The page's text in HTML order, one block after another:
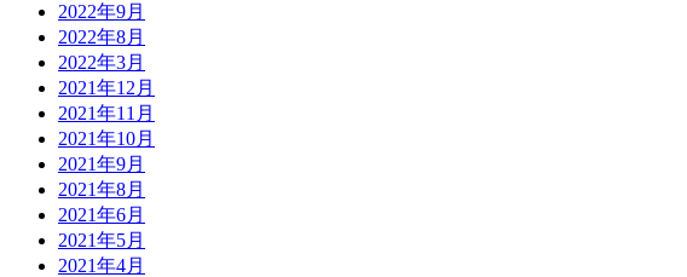
2022年9月
2022年8月
2022年3月
2021年12月
2021年11月
2021年10月
2021年9月
2021年8月
2021年6月
2021年5月
2021年4月